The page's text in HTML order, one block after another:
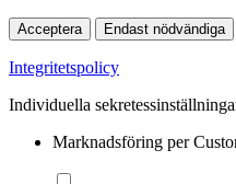
Acceptera Endast nödvändiga
Integritetspolicy
Individuella
Marknadsföring per